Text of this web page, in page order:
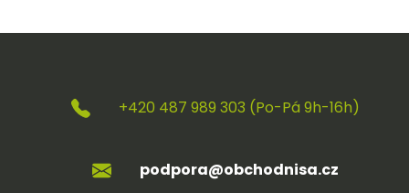
+420 487 989 303 (Po-Pá 9h-16h)
podpora@obchodnisa.cz